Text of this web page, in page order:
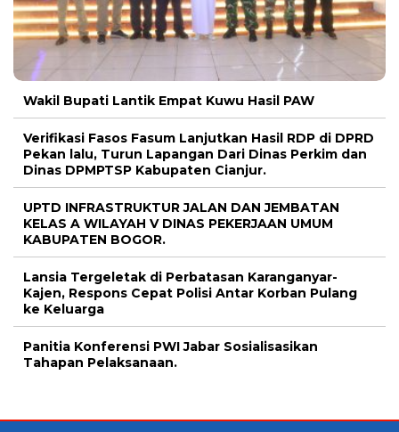
Wakil Bupati Lantik Empat Kuwu Hasil PAW
Verifikasi Fasos Fasum Lanjutkan Hasil RDP di DPRD
Pekan lalu, Turun Lapangan Dari Dinas Perkim dan
Dinas DPMPTSP Kabupaten Cianjur.
UPTD INFRASTRUKTUR JALAN DAN JEMBATAN
KELAS A WILAYAH V DINAS PEKERJAAN UMUM
KABUPATEN BOGOR.
Lansia Tergeletak di Perbatasan Karanganyar-
Kajen, Respons Cepat Polisi Antar Korban Pulang
ke Keluarga
Panitia Konferensi PWI Jabar Sosialisasikan
Tahapan Pelaksanaan.